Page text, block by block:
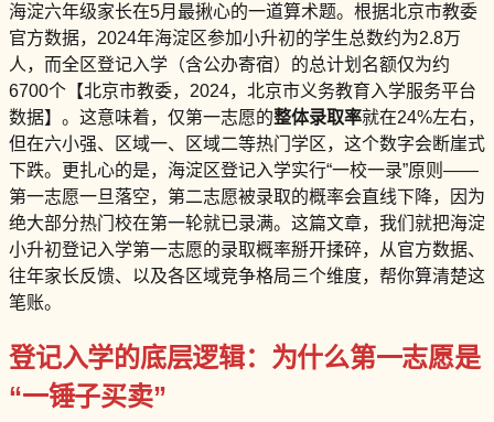
海淀六年级家长在5月最揪心的一道算术题。根据北京市教委
官方数据，2024年海淀区参加小升初的学生总数约为2.8万
人，而全区登记入学（含公办寄宿）的总计划名额仅为约
6700个【北京市教委，2024，北京市义务教育入学服务平台
数据】。这意味着，仅第一志愿的整体录取率就在24%左右，
但在六小强、区域一、区域二等热门学区，这个数字会断崖式
下跌。更扎心的是，海淀区登记入学实行“一校一录”原则——
第一志愿一旦落空，第二志愿被录取的概率会直线下降，因为
绝大部分热门校在第一轮就已录满。这篇文章，我们就把海淀
小升初登记入学第一志愿的录取概率掰开揉碎，从官方数据、
往年家长反馈、以及各区域竞争格局三个维度，帮你算清楚这
笔账。
登记入学的底层逻辑：为什么第一志愿是
“一锤子买卖”